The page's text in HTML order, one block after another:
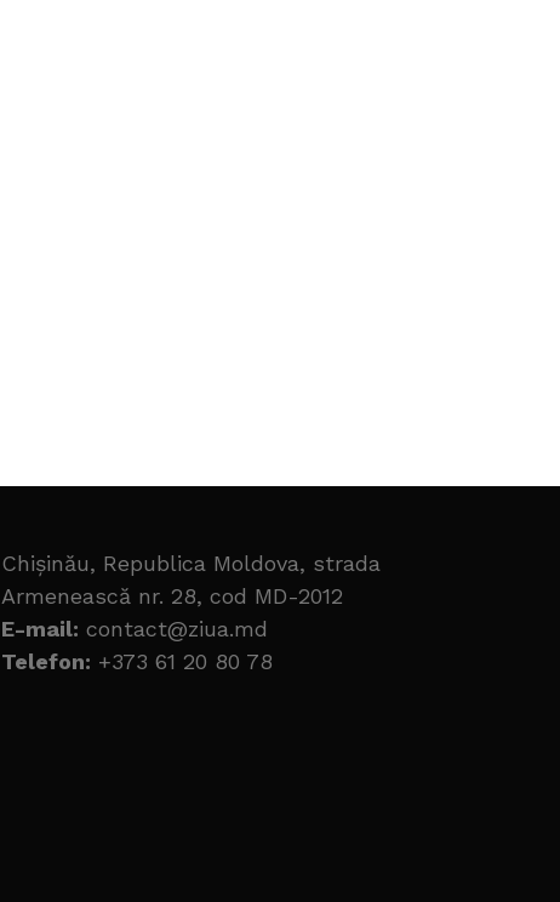
Chișinău, Republica Moldova, strada
Armenească nr. 28, cod MD-2012
E-mail: contact@ziua.md
Telefon: +373 61 20 80 78